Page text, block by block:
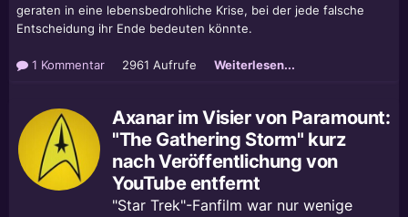
geraten in eine lebensbedrohliche Krise, bei der jede falsche
Entscheidung ihr Ende bedeuten könnte.
1 Kommentar 2961 Aufrufe Weiterlesen...
Axanar im Visier von Paramount:
"The Gathering Storm" kurz
nach Veröffentlichung von
YouTube entfernt
"Star Trek"-Fanfilm war nur wenige